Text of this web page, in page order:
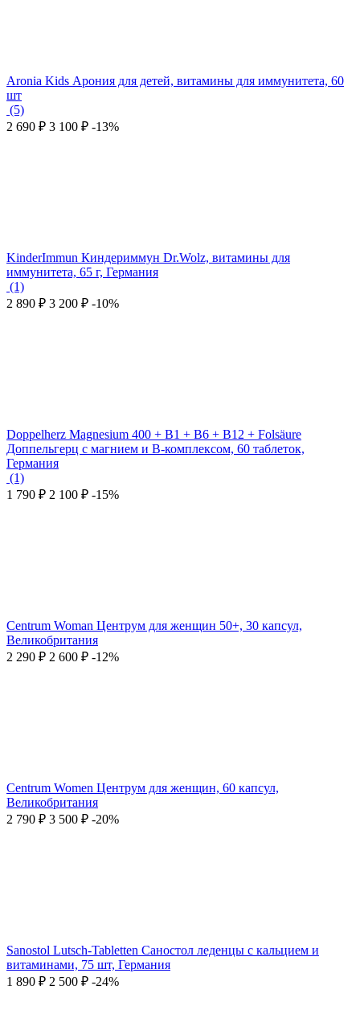
Aronia Kids Арония для детей, витамины для иммунитета, 60
шт
(5)
2 690 ₽ 3 100 ₽ -13%
KinderImmun Киндериммун Dr.Wolz, витамины для
иммунитета, 65 г, Германия
(1)
2 890 ₽ 3 200 ₽ -10%
Doppelherz Magnesium 400 + B1 + B6 + B12 + Folsäure
Доппельгерц с магнием и В-комплексом, 60 таблеток,
Германия
(1)
1 790 ₽ 2 100 ₽ -15%
Centrum Woman Центрум для женщин 50+, 30 капсул,
Великобритания
2 290 ₽ 2 600 ₽ -12%
Centrum Women Центрум для женщин, 60 капсул,
Великобритания
2 790 ₽ 3 500 ₽ -20%
Sanostol Lutsch-Tabletten Саностол леденцы с кальцием и
витаминами, 75 шт, Германия
1 890 ₽ 2 500 ₽ -24%